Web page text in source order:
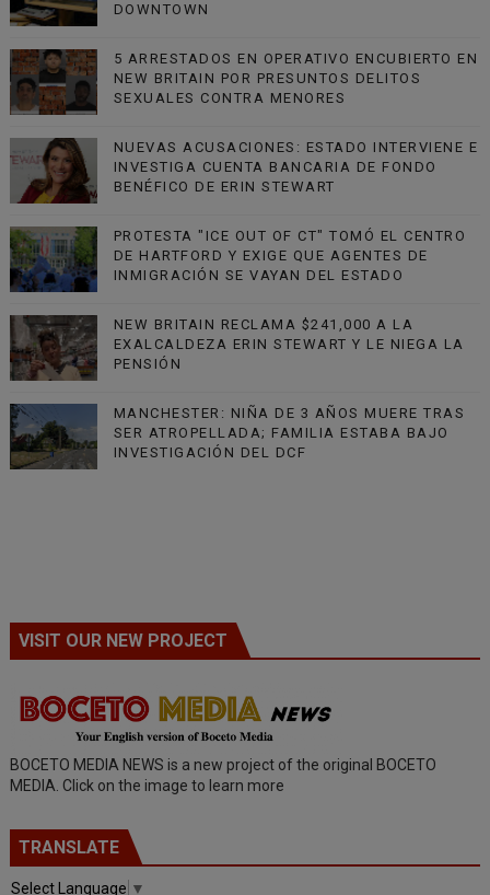
DOWNTOWN
5 ARRESTADOS EN OPERATIVO ENCUBIERTO EN
NEW BRITAIN POR PRESUNTOS DELITOS
SEXUALES CONTRA MENORES
NUEVAS ACUSACIONES: ESTADO INTERVIENE E
INVESTIGA CUENTA BANCARIA DE FONDO
BENÉFICO DE ERIN STEWART
PROTESTA "ICE OUT OF CT" TOMÓ EL CENTRO
DE HARTFORD Y EXIGE QUE AGENTES DE
INMIGRACIÓN SE VAYAN DEL ESTADO
NEW BRITAIN RECLAMA $241,000 A LA
EXALCALDEZA ERIN STEWART Y LE NIEGA LA
PENSIÓN
MANCHESTER: NIÑA DE 3 AÑOS MUERE TRAS
SER ATROPELLADA; FAMILIA ESTABA BAJO
INVESTIGACIÓN DEL DCF
VISIT OUR NEW PROJECT
BOCETO MEDIA NEWS is a new project of the original BOCETO
MEDIA. Click on the image to learn more
TRANSLATE
Select Language ▼